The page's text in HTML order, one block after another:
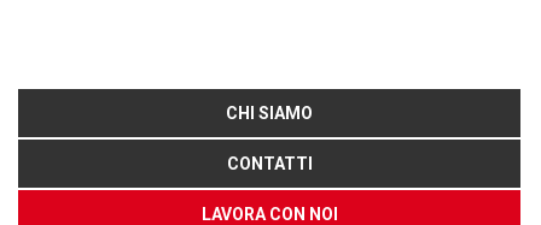
CHI SIAMO
CONTATTI
LAVORA CON NOI